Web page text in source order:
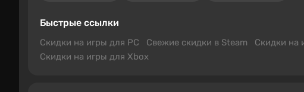
Быстрые ссылки
Скидки на игры для PC Свежие скидки в Steam Скидки на
Скидки на игры для Xbox